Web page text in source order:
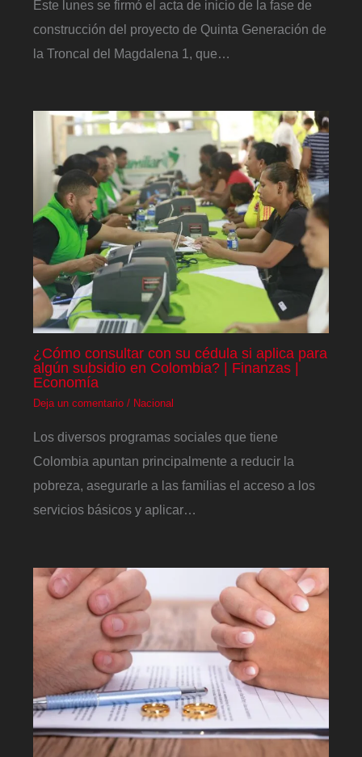
Este lunes se firmó el acta de inicio de la fase de
construcción del proyecto de Quinta Generación de
la Troncal del Magdalena 1, que…
¿Cómo consultar con su cédula si aplica para
algún subsidio en Colombia? | Finanzas |
Economía
Deja un comentario / Nacional
Los diversos programas sociales que tiene
Colombia apuntan principalmente a reducir la
pobreza, asegurarle a las familias el acceso a los
servicios básicos y aplicar…